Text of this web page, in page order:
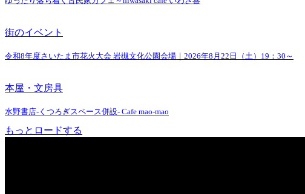
街のイベント
令和8年度さいたま市花火大会 岩槻文化公園会場｜2026年8月22日（土）19：30～
本屋・文房具
水野書店-くつろぎスペース併設- Cafe mao-mao
もっとロードする